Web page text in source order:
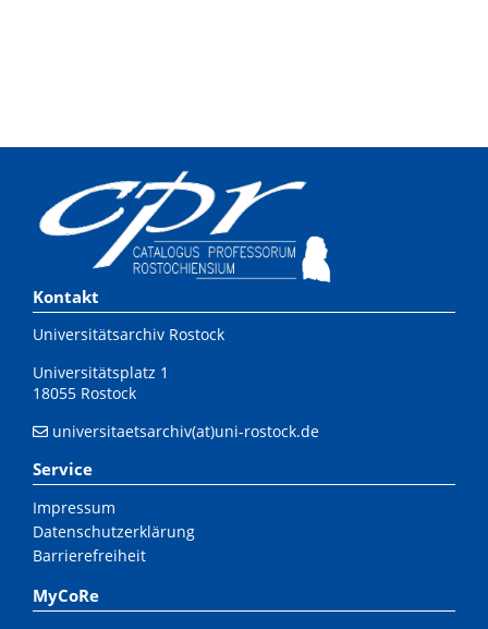
Kontakt
Universitätsarchiv Rostock
Universitätsplatz 1
18055 Rostock
universitaetsarchiv(at)uni-rostock.de
Service
Impressum
Datenschutzerklärung
Barrierefreiheit
MyCoRe